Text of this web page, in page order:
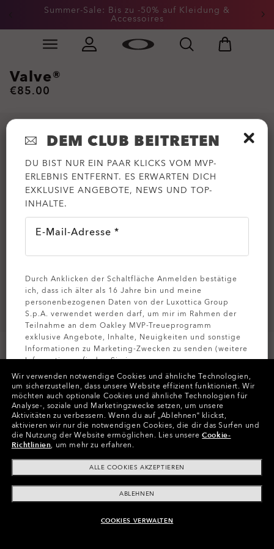
Skip to
Summer-Sale: Bis zu -50% auf Kleidung &
Accessoires
Slide 2 of 3. Summer-Sale: Bis zu -50% auf Kleidung &
ONLINE NICHT VERFÜGBAR, ÄHNLICHE
Valve®
€85.00
Größe:Eine Größe für alle
Größenanleitung ansehen
In Raten zahlen
Wir verwenden notwendige Cookies und ähnliche Technologien,
um sicherzustellen, dass unsere Website effizient funktioniert. Wir
möchten auch optionale Cookies und ähnliche Technologien für
Analyse-, soziale und Marketingzwecke setzen, um unsere
Aktivitäten zu verbessern. Wenn du auf „Ablehnen“ klickst,
aktivieren wir nur die notwendigen Cookies, die dir das Surfen und
die Nutzung der Website ermöglichen. Lies unsereCookie-
Richtlinien, um mehr zu erfahren.
ALLE COOKIES AKZEPTIEREN
ABLEHNEN
COOKIES VERWALTEN
DEM CLUB BEITRETEN
DU BIST NUR EIN PAAR KLICKS VOM MVP-
ERLEBNIS ENTFERNT. ES ERWARTEN DICH
EXKLUSIVE ANGEBOTE, NEWS UND TOP-
INHALTE.
E-Mail-Adresse *
Durch Anklicken der Schaltfläche Anmelden bestätige
ich, dass ich älter als 16 Jahre bin und meine
personenbezogenen Daten von der Luxottica Group
S.p.A. verwendet werden darf, um mir im Rahmen der
Teilnahme an dem Oakley MVP-Treueprogramm
exklusive Angebote, Inhalte, Neuigkeiten und sonstige
Informationen zu Marketing-Zwecken zu senden (weitere
Informationen finden Sie in unserer
Datenschutzbestimmungen ).
MELDEN SIE